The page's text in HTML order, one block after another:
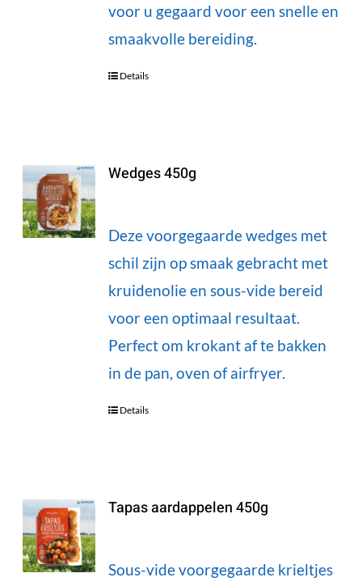
voor u gegaard voor een snelle en
smaakvolle bereiding.
Details
Wedges 450g
Deze voorgegaarde wedges met
schil zijn op smaak gebracht met
kruidenolie en sous-vide bereid
voor een optimaal resultaat.
Perfect om krokant af te bakken
in de pan, oven of airfryer.
Details
Tapas aardappelen 450g
Sous-vide voorgegaarde krieltjes